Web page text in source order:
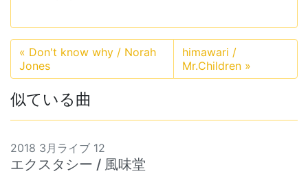
« Don't know why / Norah
Jones
himawari /
Mr.Children »
似ている曲
2018 3月ライブ 12
エクスタシー / 風味堂